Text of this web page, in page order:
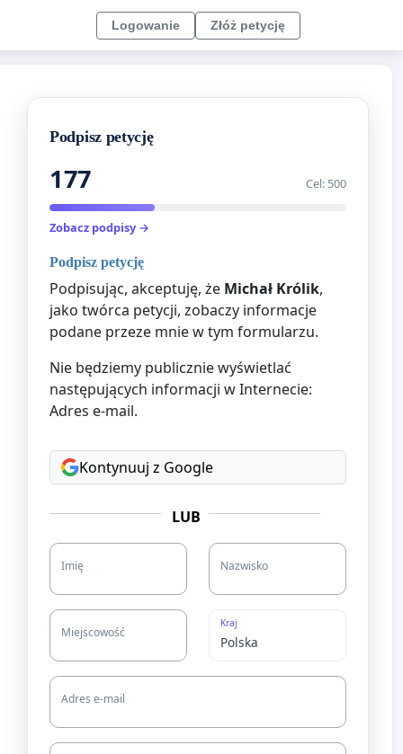
Logowanie Złóż petycję
Podpisz petycję
177 Cel: 500
Zobacz podpisy →
Podpisz petycję
Podpisując, akceptuję, że Michał Królik,
jako twórca petycji, zobaczy informacje
podane przeze mnie w tym formularzu.
Nie będziemy publicznie wyświetlać
następujących informacji w Internecie:
Adres e-mail.
Kontynuuj z Google
LUB
Imię Nazwisko
Miejscowość
Kraj
Adres e-mail